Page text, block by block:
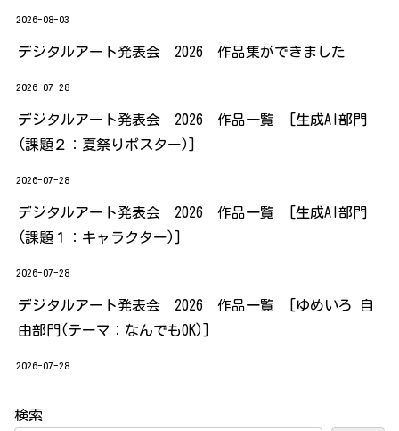
2026-08-03
デジタルアート発表会 2026 作品集ができました
2026-07-28
デジタルアート発表会 2026 作品一覧 [生成AI部門
(課題２：夏祭りポスター)]
2026-07-28
デジタルアート発表会 2026 作品一覧 [生成AI部門
(課題１：キャラクター)]
2026-07-28
デジタルアート発表会 2026 作品一覧 [ゆめいろ 自
由部門(テーマ：なんでもOK)]
2026-07-28
検索